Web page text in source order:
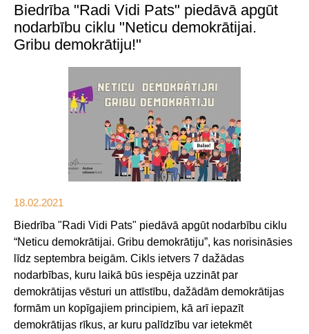
Biedrība "Radi Vidi Pats" piedāvā apgūt
nodarbību ciklu "Neticu demokrātijai.
Gribu demokrātiju!"
18.02.2021
Biedrība "Radi Vidi Pats" piedāvā apgūt nodarbību ciklu
“Neticu demokrātijai. Gribu demokrātiju”, kas norisināsies
līdz septembra beigām. Cikls ietvers 7 dažādas
nodarbības, kuru laikā būs iespēja uzzināt par
demokrātijas vēsturi un attīstību, dažādām demokrātijas
formām un kopīgajiem principiem, kā arī iepazīt
demokrātijas rīkus, ar kuru palīdzību var ietekmēt